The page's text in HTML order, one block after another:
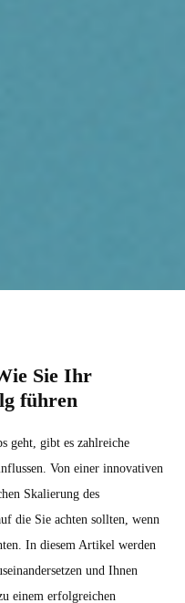
Sie Ihr
führen
geht, gibt es zahlreiche
Von einer innovativen
Skalierung des
die Sie achten sollten, wenn
In diesem Artikel werden
und Ihnen
einem erfolgreichen